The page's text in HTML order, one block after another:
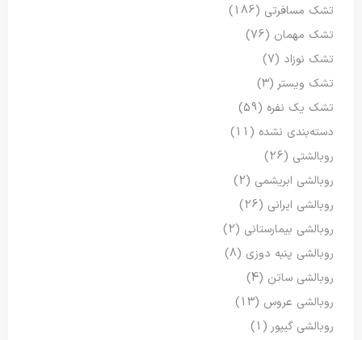
تشک مسافرتی (186)
تشک مهمان (76)
تشک نوزاد (7)
تشک ویستر(3)
تشک یک نفره (59)
دسته‌بندی نشده (11)
روبالشتی (26)
روبالشی ابریشمی (2)
روبالشی ایرانی (26)
روبالشی بیمارستانی (2)
روبالشی پنبه دوزی (8)
روبالشی ساتن (4)
روبالشی عروس (13)
روبالشی گیپور(1)